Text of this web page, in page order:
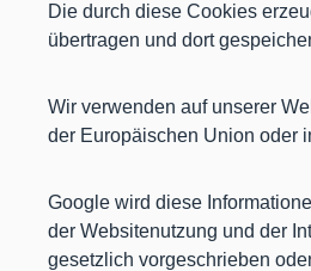
Die durch diese Cookies
übertragen und dort
Wir verwenden auf unserer
der Europäischen Union oder
Google wird diese
der Websitenutzung und der
gesetzlich vorgeschrieben